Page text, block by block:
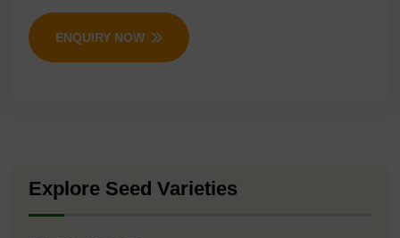
ENQUIRY NOW
Explore Seed Varieties